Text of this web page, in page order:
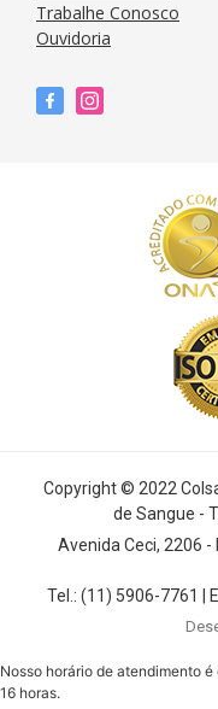
Trabalhe Conosco
Ouvidoria
Copyright © 2022
de Sangue -
Avenida Ceci, 2206
Tel.: (11) 5906-7761 |
Nosso horário de atendimento
16 horas.